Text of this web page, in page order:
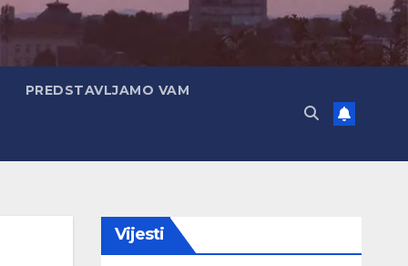
PREDSTAVLJAMO VAM
Vijesti